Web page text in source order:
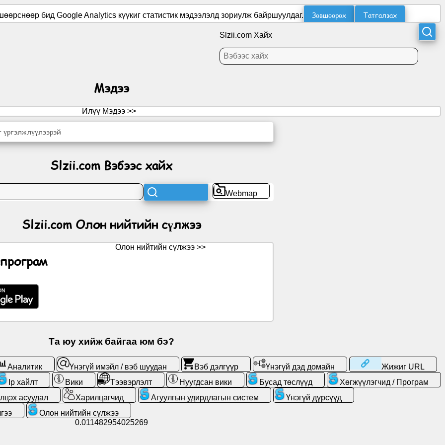
бид Google Analytics күүкиг статистик мэдээлэлд зориулж байршуулдаг. Зөвшөөрөх Татгалзах
Slzii.com Хайх
Мэдээ
Илүү Мэдээ >>
үргэлжлүүлээрэй
Slzii.com Вэбээс хайх
Webmap
Slzii.com Олон нийтийн сүлжээ
Олон нийтийн сүлжээ >>
Та юу хийж байгаа юм бэ?
Аналитик Үнэгүй имэйл / вэб шуудан Вэб дэлгүүр Үнэгүй дэд домайн
Жижиг URL
Ip хайлт Вики Тээвэрлэлт Нуугдсан вики Бусад төслүүд
Хөгжүүлэгчид / Програм
асуудал Харилцагчид Агуулгын удирдлагын систем
Үнэгүй дүрсүүд
Олон нийтийн сүлжээ
0.011482954025269